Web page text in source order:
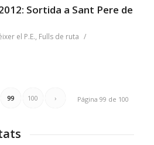
Sortida a Sant Pere de
el P.E., Fulls de ruta /
Página 99 de 100
99 100 ›